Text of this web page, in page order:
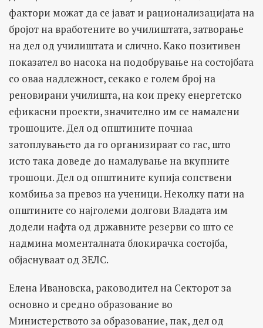
фактори можат да се јават и рационализацијата на
бројот на вработените во училиштата, затворање
на дел од училиштата и слично. Како позитивен
показател во насока на подобрување на состојбата
со оваа надлежност, секако е голем број на
реновирани училишта, на кои преку енергетско
ефикасни проекти, значително им се намалени
трошоците. Дел од општините почнаа
затоплувањето да го организираат со гас, што
исто така доведе до намалување на вкупните
трошоци. Дел од општините купија сопствени
комбиња за превоз на ученици. Неколку пати на
општините со најголеми долгови Владата им
додели нафта од државните резерви со што се
надмина моменталната блокирачка состојба,
објаснуваат од ЗЕЛС.
Елена Ивановска, раководител на Секторот за
основно и средно образование во
Министерството за образование, пак, дел од